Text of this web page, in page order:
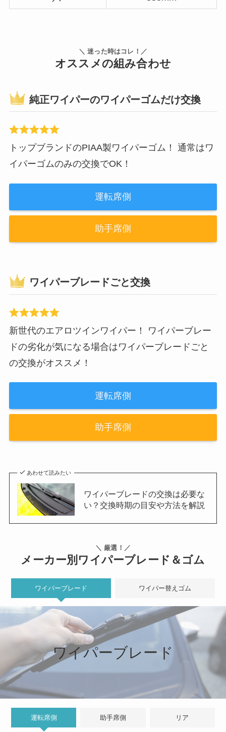
＼ 迷った時はコレ！／
オススメの組み合わせ
純正ワイパーのワイパーゴムだけ交換
トップブランドのPIAA製ワイパーゴム！ 通常はワ
イパーゴムのみの交換でOK！
運転席側
助手席側
ワイパーブレードごと交換
新世代のエアロツインワイパー！ ワイパーブレー
ドの劣化が気になる場合はワイパーブレードごと
の交換がオススメ！
運転席側
助手席側
あわせて読みたい
ワイパーブレードの交換は必要な
い？交換時期の目安や方法を解説
＼ 厳選！／
メーカー別ワイパーブレード＆ゴム
ワイパーブレード ワイパー替えゴム
ワイパーブレード
運転席側 助手席側 リア